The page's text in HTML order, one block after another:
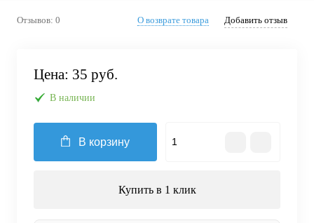
Отзывов: 0 О возврате товара Добавить отзыв
Цена: 35 руб.
В наличии
В корзину
Купить в 1 клик